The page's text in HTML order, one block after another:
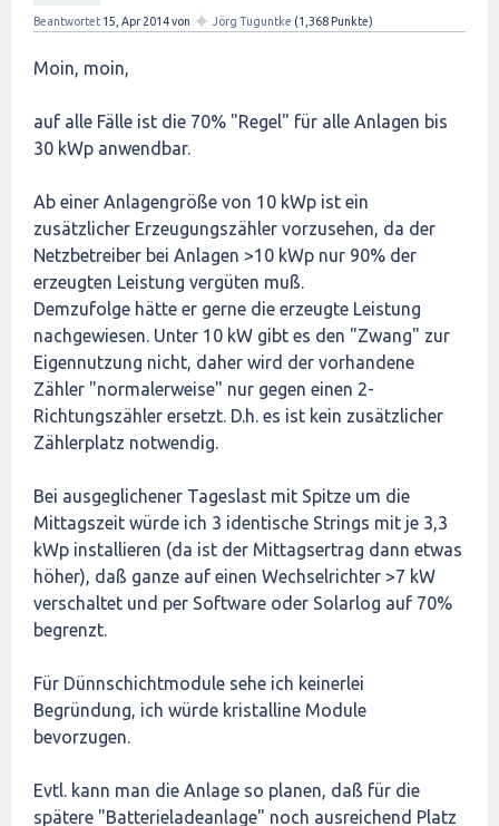
Beantwortet 15, Apr 2014von ✦ Jörg Tuguntke (1,368 Punkte)
Moin, moin,
auf alle Fälle ist die 70% "Regel" für alle Anlagen bis
30 kWp anwendbar.
Ab einer Anlagengröße von 10 kWp ist ein
zusätzlicher Erzeugungszähler vorzusehen, da der
Netzbetreiber bei Anlagen >10 kWp nur 90% der
erzeugten Leistung vergüten muß.
Demzufolge hätte er gerne die erzeugte Leistung
nachgewiesen. Unter 10 kW gibt es den "Zwang" zur
Eigennutzung nicht, daher wird der vorhandene
Zähler "normalerweise" nur gegen einen 2-
Richtungszähler ersetzt. D.h. es ist kein zusätzlicher
Zählerplatz notwendig.
Bei ausgeglichener Tageslast mit Spitze um die
Mittagszeit würde ich 3 identische Strings mit je 3,3
kWp installieren (da ist der Mittagsertrag dann etwas
höher), daß ganze auf einen Wechselrichter >7 kW
verschaltet und per Software oder Solarlog auf 70%
begrenzt.
Für Dünnschichtmodule sehe ich keinerlei
Begründung, ich würde kristalline Module
bevorzugen.
Evtl. kann man die Anlage so planen, daß für die
spätere "Batterieladeanlage" noch ausreichend Platz